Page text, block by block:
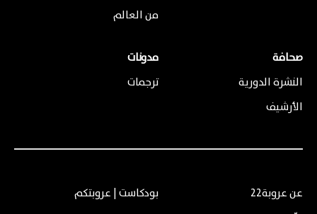
من العالم
صحافة
النشرة الدورية
الأرشيف
مدونات
ترجمات
عن عروبة22
بودكاست | عروبتكم